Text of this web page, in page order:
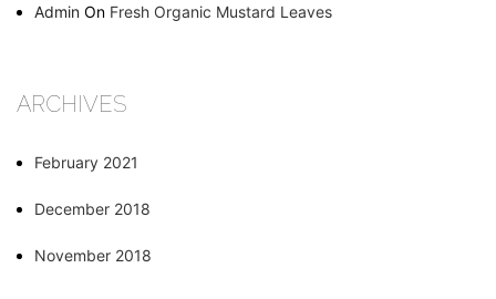
Admin On Fresh Organic Mustard Leaves
ARCHIVES
February 2021
December 2018
November 2018